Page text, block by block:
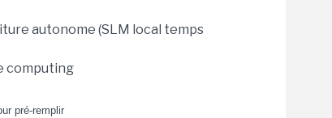
autonome (SLM local temps
computing
pré-remplir